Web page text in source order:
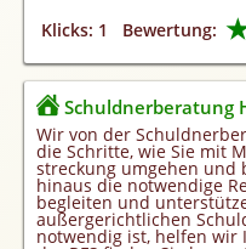
Klicks: 1
Bewertung:
Schuldnerberatung
Wir von der
die Schritte, wie Sie mit
streckung umgehen und
hinaus die notwendige
begleiten und
außergerichtlichen
notwendig ist, helfen wir